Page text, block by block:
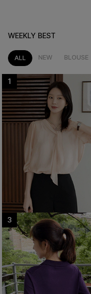
WEEKLY BEST
ALL NEW BLOUSE